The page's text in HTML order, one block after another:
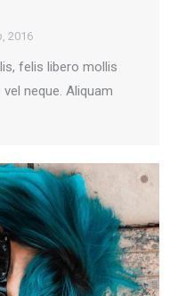
2016
felis libero mollis
neque. Aliquam